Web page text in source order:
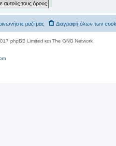
Διαγραφή όλων των
μαζί μας
phpBB Limited και The GNG Network